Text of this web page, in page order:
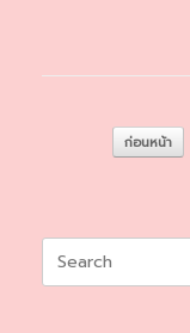
Post navigation
ก่อนหน้า
for: